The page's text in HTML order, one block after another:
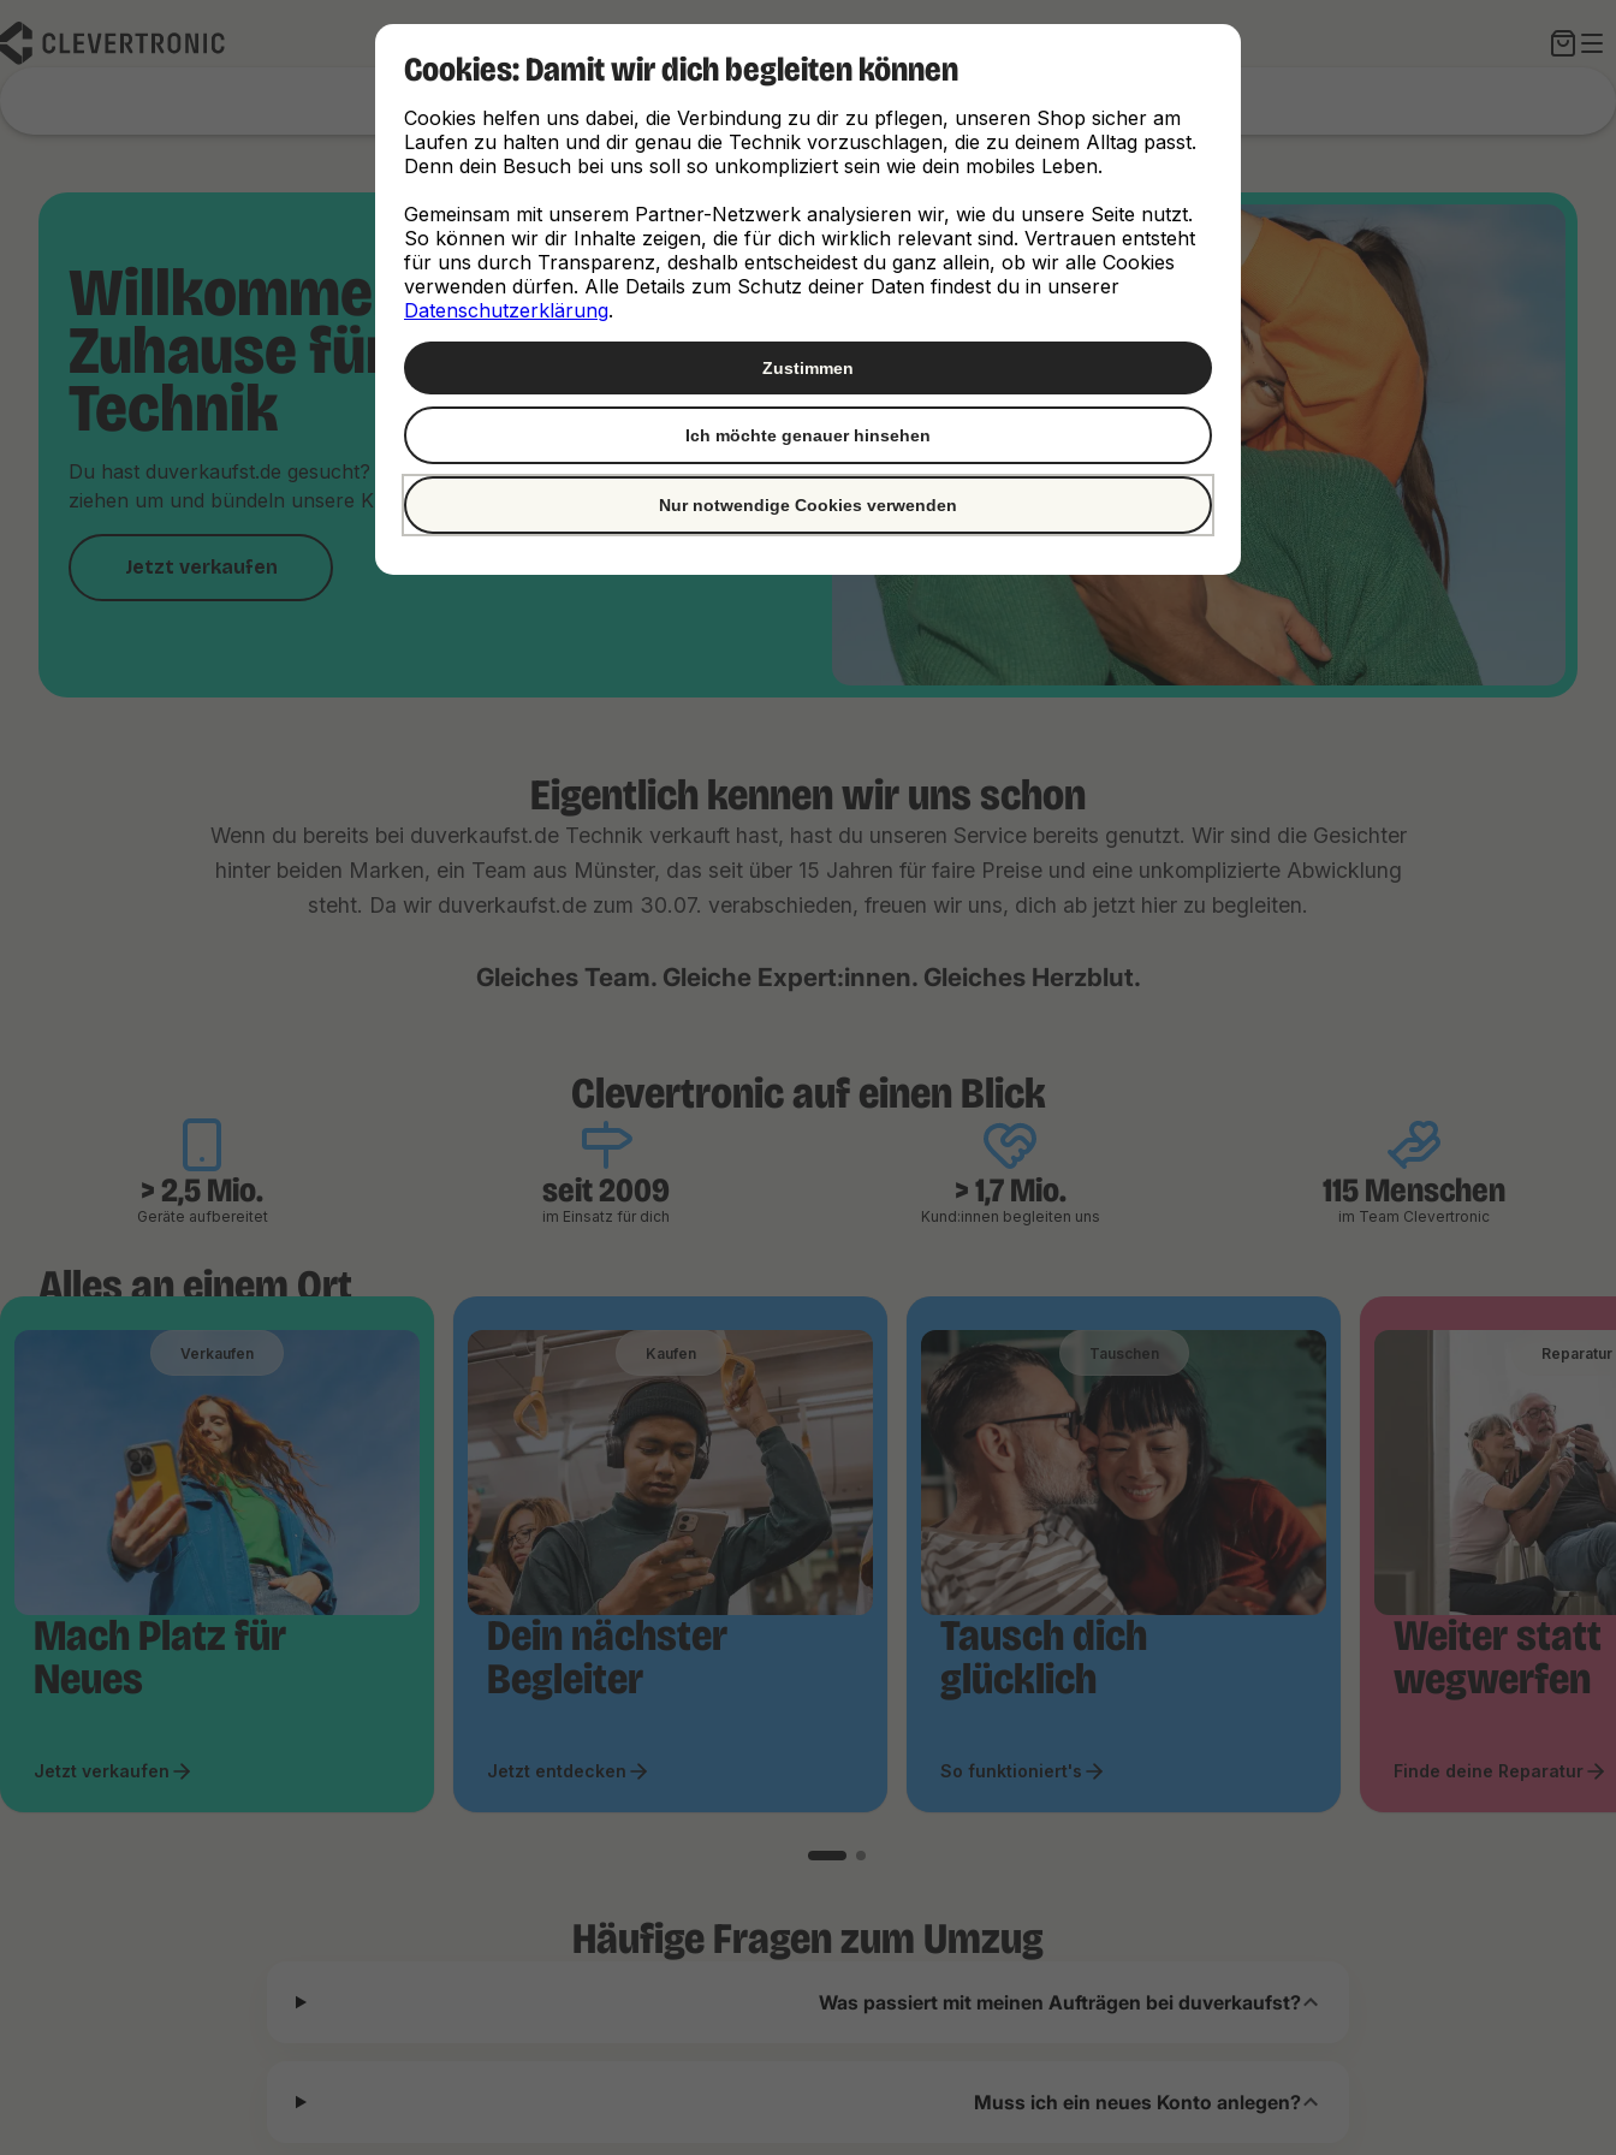
Willkommen im neuen
Zuhause für deine
Technik
Du hast duverkaufst.de gesucht? Keine Sorge, du bist genau richtig. Wir
ziehen um und bündeln unsere Kräfte unter dem Dach von Clevertronic.
Jetzt verkaufen
Eigentlich kennen wir uns schon
Wenn du bereits bei duverkaufst.de Technik verkauft hast, hast du unseren Service bereits genutzt. Wir sind die Gesichter
hinter beiden Marken, ein Team aus Münster, das seit über 15 Jahren für faire Preise und eine unkomplizierte Abwicklung
steht. Da wir duverkaufst.de zum 30.07. verabschieden, freuen wir uns, dich ab jetzt hier zu begleiten.
Gleiches Team. Gleiche Expert:innen. Gleiches Herzblut.
Clevertronic auf einen Blick
> 2,5 Mio.
Geräte aufbereitet
seit 2009
im Einsatz für dich
> 1,7 Mio.
Kund:innen begleiten uns
115 Menschen
im Team Clevertronic
Alles an einem Ort
Verkaufen
Mach Platz für
Neues
Jetzt verkaufen
Kaufen
Dein nächster
Begleiter
Jetzt entdecken
Tauschen
Tausch dich
glücklich
So funktioniert's
Reparatur
Weiter statt
wegwerfen
Finde deine Reparatur
Häufige Fragen zum Umzug
Was passiert mit meinen Aufträgen bei duverkaufst?
Muss ich ein neues Konto anlegen?
Cookies: Damit wir dich begleiten können
Cookies helfen uns dabei, die Verbindung zu dir zu pflegen, unseren Shop sicher am
Laufen zu halten und dir genau die Technik vorzuschlagen, die zu deinem Alltag passt.
Denn dein Besuch bei uns soll so unkompliziert sein wie dein mobiles Leben.
Gemeinsam mit unserem Partner-Netzwerk analysieren wir, wie du unsere Seite nutzt.
So können wir dir Inhalte zeigen, die für dich wirklich relevant sind. Vertrauen entsteht
für uns durch Transparenz, deshalb entscheidest du ganz allein, ob wir alle Cookies
verwenden dürfen. Alle Details zum Schutz deiner Daten findest du in unserer
Datenschutzerklärung.
Nur notwendige Cookies verwenden
Ich möchte genauer hinsehen
Zustimmen